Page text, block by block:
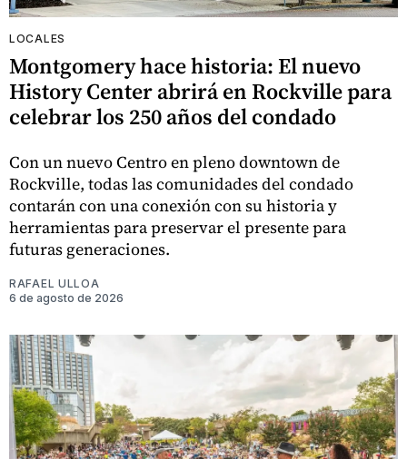
LOCALES
Montgomery hace historia: El nuevo
History Center abrirá en Rockville para
celebrar los 250 años del condado
Con un nuevo Centro en pleno downtown de
Rockville, todas las comunidades del condado
contarán con una conexión con su historia y
herramientas para preservar el presente para
futuras generaciones.
RAFAEL ULLOA
6 de agosto de 2026